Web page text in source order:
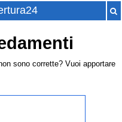
sono corrette? Vuoi apportare